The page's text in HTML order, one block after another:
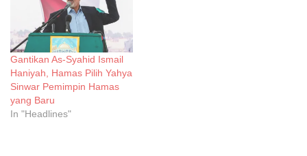
Gantikan As-Syahid Ismail
Haniyah, Hamas Pilih Yahya
Sinwar Pemimpin Hamas
yang Baru
In "Headlines"